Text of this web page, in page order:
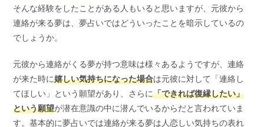
そんな経験をしたことがある人もいると思いますが、元彼から
連絡が来る夢は、夢占いではどういったことを暗示しているの
でしょうか。
元彼から連絡がくる夢が持つ意味は様々あるようですが、連絡
が来た時に嬉しい気持ちになった場合は元彼に対して「連絡し
てほしい」という願望があり、さらに「できれば復縁したい」
という願望が潜在意識の中に潜んでいるからだと言われていま
す。基本的に夢占いでは連絡が来る夢は人恋しい気持ちの表れ